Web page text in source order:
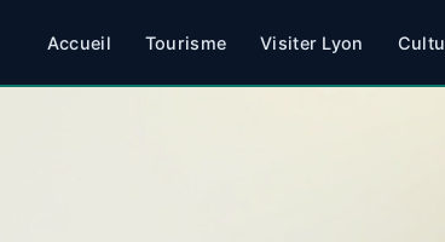
Accueil Tourisme Visiter Lyon